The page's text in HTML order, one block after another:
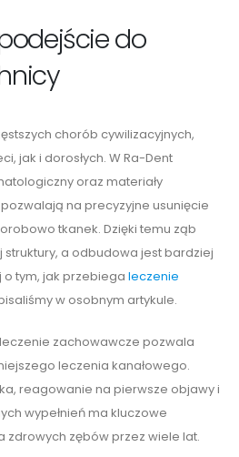
do
chorób cywilizacyjnych,
jak i dorosłych. W Ra-Dent
oraz materiały
na precyzyjne usunięcie
tkanek. Dzięki temu ząb
a odbudowa jest bardziej
o tym, jak przebiega leczenie
w osobnym artykule.
zachowawcze pozwala
leczenia kanałowego.
reagowanie na pierwsze objawy i
wypełnień ma kluczowe
zdrowych zębów przez wiele lat.